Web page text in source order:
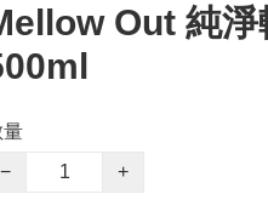
Out 純淨
量
−
+